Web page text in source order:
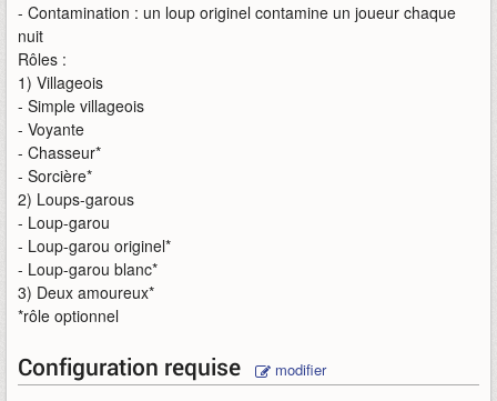
- Contamination : un loup originel contamine un joueur chaque
nuit
Rôles :
1) Villageois
- Simple villageois
- Voyante
- Chasseur*
- Sorcière*
2) Loups-garous
- Loup-garou
- Loup-garou originel*
- Loup-garou blanc*
3) Deux amoureux*
*rôle optionnel
Configuration requise modifier